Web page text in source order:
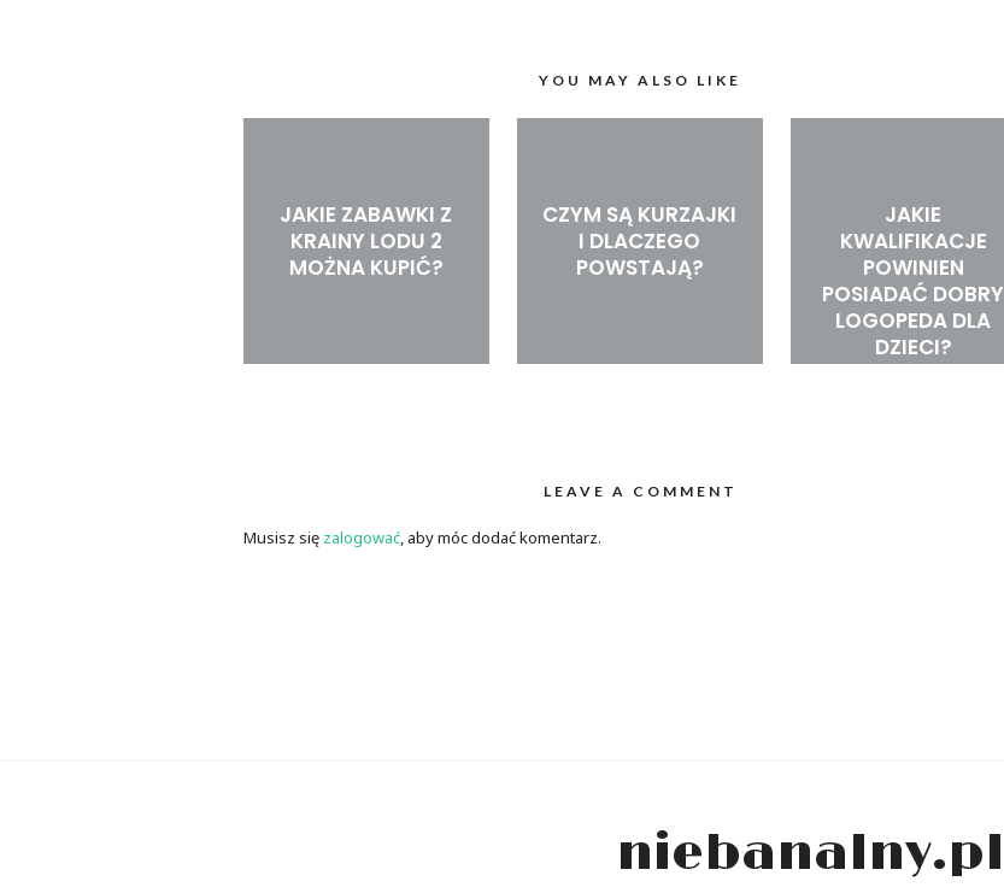
YOU MAY ALSO LIKE
JAKIE ZABAWKI Z
KRAINY LODU 2
MOŻNA KUPIĆ?
CZYM SĄ KURZAJKI
I DLACZEGO
POWSTAJĄ?
JAKIE
KWALIFIKACJE
POWINIEN
POSIADAĆ DOBRY
LOGOPEDA DLA
DZIECI?
LEAVE A COMMENT
Musisz się zalogować , aby móc dodać komentarz.
niebanalny.pl